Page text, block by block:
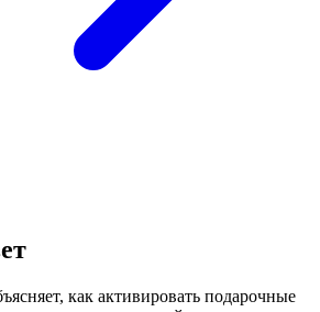
как активировать подарочные